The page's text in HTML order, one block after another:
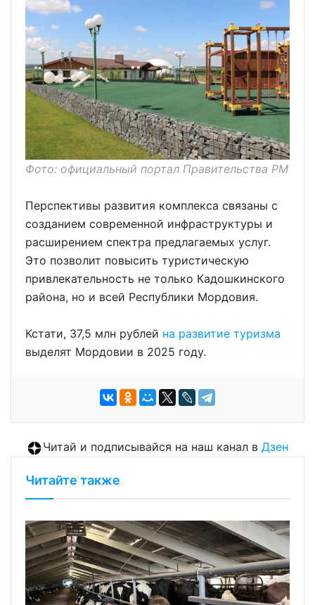
Фото: официальный портал Правительства РМ
Перспективы развития комплекса связаны с
созданием современной инфраструктуры и
расширением спектра предлагаемых услуг.
Это позволит повысить туристическую
привлекательность не только Кадошкинского
района, но и всей Республики Мордовия.
Кстати, 37,5 млн рублей на развитие туризма
выделят Мордовии в 2025 году.
Читай и подписывайся на наш канал в Дзен
Читайте также